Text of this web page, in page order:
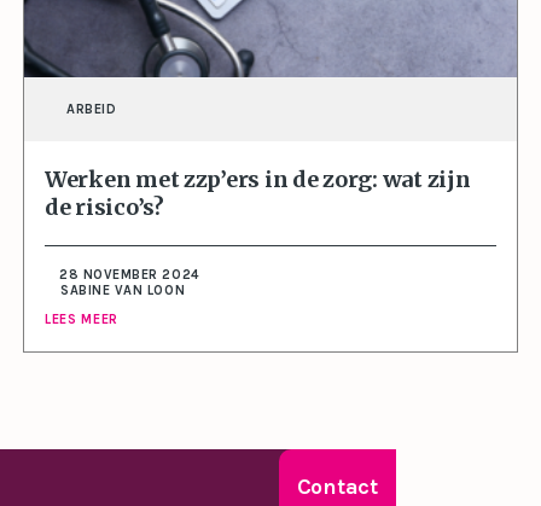
ARBEID
Werken met zzp’ers in de zorg: wat zijn
de risico’s?
28 NOVEMBER 2024
SABINE VAN LOON
LEES MEER
Contact